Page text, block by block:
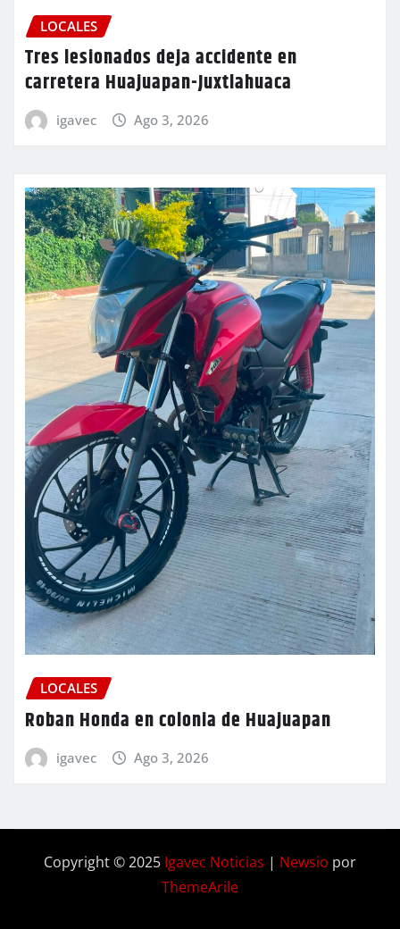
LOCALES
Tres lesionados deja accidente en
carretera Huajuapan-Juxtlahuaca
igavec Ago 3, 2026
LOCALES
Roban Honda en colonia de Huajuapan
igavec Ago 3, 2026
Copyright © 2025 Igavec Noticias | Newsio por
ThemeArile